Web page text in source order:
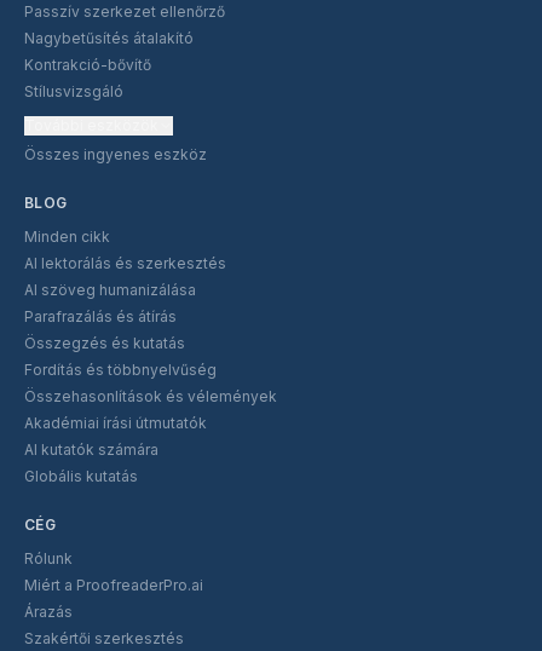
Passzív szerkezet ellenőrző
Nagybetűsítés átalakító
Kontrakció-bővítő
Stílusvizsgáló
Összes ingyenes eszköz
BLOG
Minden cikk
AI lektorálás és szerkesztés
AI szöveg humanizálása
Parafrazálás és átírás
Összegzés és kutatás
Fordítás és többnyelvűség
Összehasonlítások és vélemények
Akadémiai írási útmutatók
AI kutatók számára
Globális kutatás
CÉG
Rólunk
Miért a ProofreaderPro.ai
Árazás
Szakértői szerkesztés